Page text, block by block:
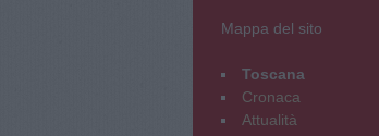
Mappa del sito
Toscana
Cronaca
Attualità